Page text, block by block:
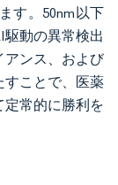
す。50nm以下
動の異常検出
アンス、および
すことで、医薬
常的に勝利を